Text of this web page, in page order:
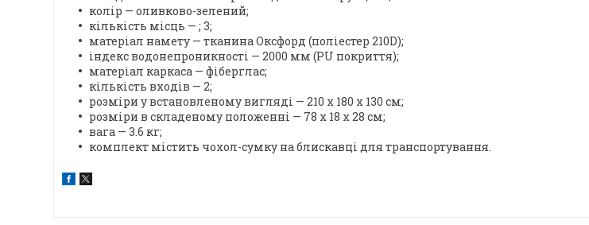
колір — оливково-зелений;
кількість місць — ; 3;
матеріал намету — тканина Оксфорд (поліестер 210D);
індекс водонепроникності — 2000 мм (PU покриття);
матеріал каркаса — фіберглас;
кількість входів — 2;
розміри у встановленому вигляді — 210 х 180 х 130 см;
розміри в складеному положенні — 78 х 18 х 28 см;
вага — 3.6 кг;
комплект містить чохол-сумку на блискавці для транспортування.